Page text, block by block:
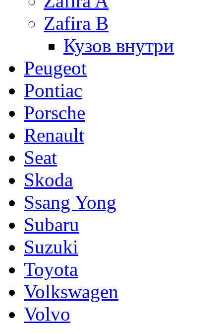
Zafira B
Кузов внутри
Peugeot
Pontiac
Porsche
Renault
Seat
Skoda
Ssang Yong
Subaru
Suzuki
Toyota
Volkswagen
Volvo